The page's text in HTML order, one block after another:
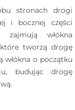
stronach drogi
i bocznej części
zajmują włókna
które tworzą drogę
włókna o początku
budując drogę